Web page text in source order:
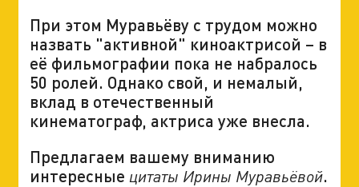
При этом Муравьёву с трудом можно
назвать "активной" киноактрисой – в
её фильмографии пока не набралось
50 ролей. Однако свой, и немалый,
вклад в отечественный
кинематограф, актриса уже внесла.
Предлагаем вашему вниманию
интересные цитаты Ирины Муравьёвой.